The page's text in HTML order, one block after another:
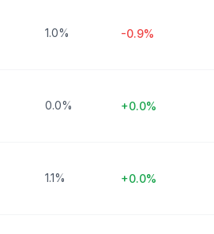
1.0% -0.9%
0.0% +0.0%
1.1% +0.0%